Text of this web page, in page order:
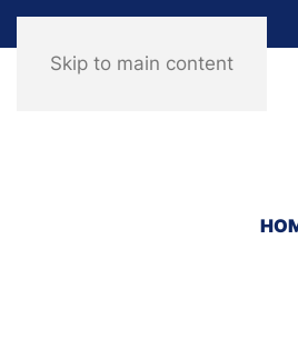
Skip to main content